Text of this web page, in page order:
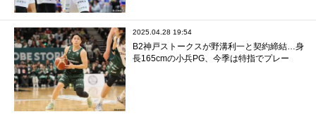
2025.04.28 19:54
B2神戸ストークスが野溝利一と契約締結…身
長165cmの小兵PG、今季は特指でプレー